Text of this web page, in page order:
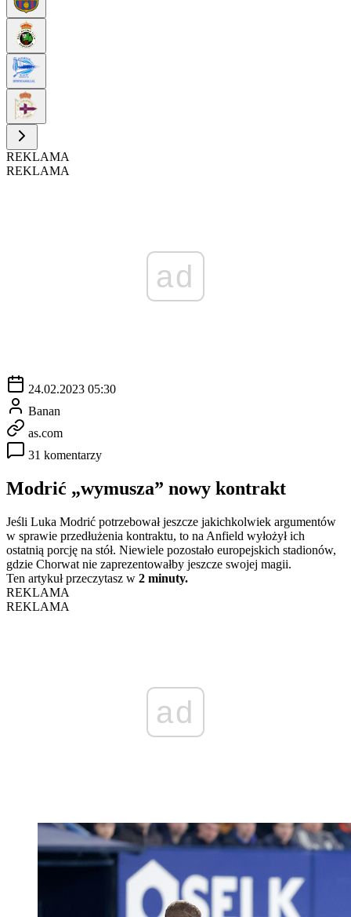
REKLAMA
REKLAMA
ad
24.02.2023 05:30
Banan
as.com
31 komentarzy
Modrić „wymusza” nowy kontrakt
Jeśli Luka Modrić potrzebował jeszcze jakichkolwiek argumentów
w sprawie przedłużenia kontraktu, to na Anfield wyłożył ich
ostatnią porcję na stół. Niewiele pozostało europejskich stadionów,
gdzie Chorwat nie zaprezentowałby jeszcze swojej magii.
Ten artykuł przeczytasz w 2 minuty.
REKLAMA
REKLAMA
ad